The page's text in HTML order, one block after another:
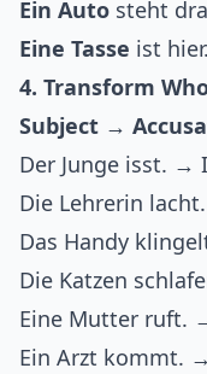
Ein Auto steht
Eine Tasse ist
4. Transform
Subject →
Der Junge isst. →
Die Lehrerin
Das Handy
Die Katzen
Eine Mutter ruft. →
Ein Arzt kommt. →